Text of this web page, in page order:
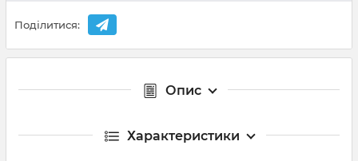
Поділитися:
Опис
Характеристики